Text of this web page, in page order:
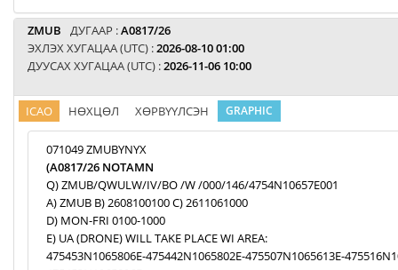
ZMUB ДУГААР :A0817/26
ЭХЛЭХ ХУГАЦАА (UTC) :2026-08-10 01:00
ДУУСАХ ХУГАЦАА (UTC) :2026-11-06 10:00
ICAO НӨХЦӨЛ ХӨРВҮҮЛСЭН GRAPHIC
071049 ZMUBYNYX
(A0817/26 NOTAMN
Q) ZMUB/QWULW/IV/BO /W /000/146/4754N10657E001
A) ZMUB B) 2608100100 C) 2611061000
D) MON-FRI 0100-1000
E) UA (DRONE) WILL TAKE PLACE WI AREA:
475453N1065806E-475442N1065802E-475507N1065613E-